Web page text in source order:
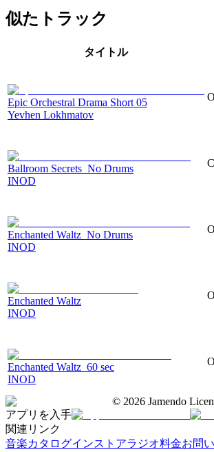
似たトラック
タイトル
Epic Orchestral Drama Short 05
Yevhen Lokhmatov
Ballroom Secrets_No Drums
INOD
Enchanted Waltz_No Drums
INOD
Enchanted Waltz
INOD
Enchanted Waltz_60 sec
INOD
© 2026 Jamendo
アプリを入手
関連リンク
音楽カタログインストアラジオ料金お問